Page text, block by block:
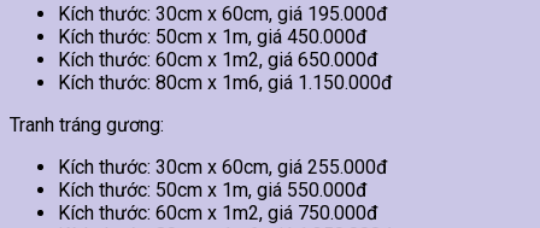
Kích thước: 30cm x 60cm, giá 195.000đ
Kích thước: 50cm x 1m, giá 450.000đ
Kích thước: 60cm x 1m2, giá 650.000đ
Kích thước: 80cm x 1m6, giá 1.150.000đ
Tranh tráng gương:
Kích thước: 30cm x 60cm, giá 255.000đ
Kích thước: 50cm x 1m, giá 550.000đ
Kích thước: 60cm x 1m2, giá 750.000đ